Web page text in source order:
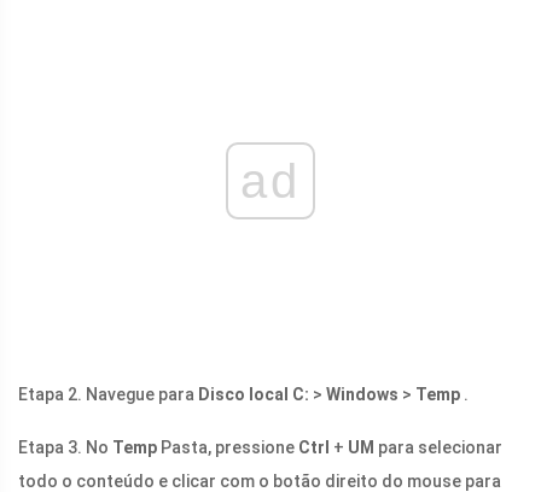
ad
Etapa 2. Navegue para Disco local C: > Windows > Temp .
Etapa 3. No Temp Pasta, pressione Ctrl + UM para selecionar
todo o conteúdo e clicar com o botão direito do mouse para